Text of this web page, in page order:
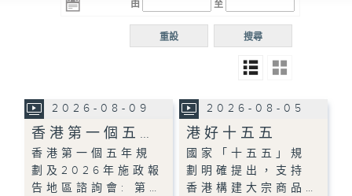
R5
普通
由 至
搜尋
重設
2026-08-09
香港第一個五…
香港第一個五年規
劃及2026年施政報
告地區諮詢會: 第…
2026-08-05
港好十五五
國家「十五五」規
劃明確提出，支持
香港構建大宗商品…